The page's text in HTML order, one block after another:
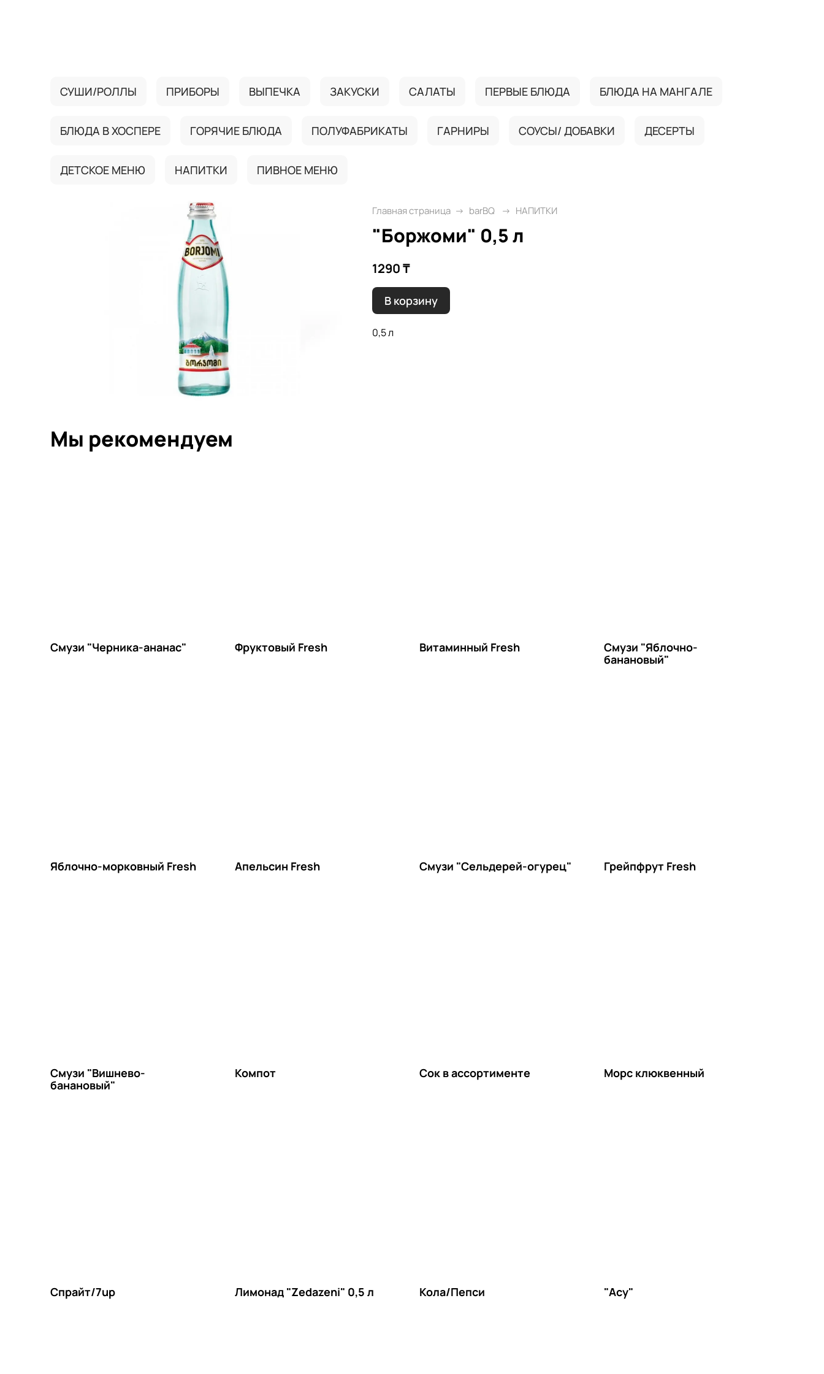
СУШИ/РОЛЛЫ ПРИБОРЫ ВЫПЕЧКА ЗАКУСКИ САЛАТЫ ПЕРВЫЕ БЛЮДА БЛЮДА НА МАНГАЛЕ
БЛЮДА В ХОСПЕРЕ ГОРЯЧИЕ БЛЮДА ПОЛУФАБРИКАТЫ ГАРНИРЫ СОУСЫ/ ДОБАВКИ ДЕСЕРТЫ
ДЕТСКОЕ МЕНЮ НАПИТКИ ПИВНОЕ МЕНЮ
Главная страница barBQ НАПИТКИ
"Боржоми" 0,5 л
1290 ₸
В корзину
0,5 л
Мы рекомендуем
Смузи "Черника-ананас" Фруктовый Fresh Витаминный Fresh
Смузи "Яблочно-
банановый"
Яблочно-морковный Fresh Апельсин Fresh Смузи "Сельдерей-огурец" Грейпфрут Fresh
Смузи "Вишнево-
банановый"
Компот Сок в ассортименте Морс клюквенный
Спрайт/7up Лимонад "Zedazeni" 0,5 л Кола/Пепси "Асу"